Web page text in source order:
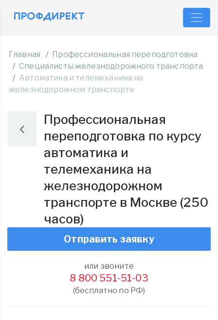
Главная
Профессиональная переподготовка
Специалисты железнодорожного транспорта
Автоматика и телемеханика на
железнодорожном транспорте
Профессиональная
переподготовка по курсу
автоматика и
телемеханика на
железнодорожном
транспорте в Москве (250
часов)
Отправить заявку
или звоните
8 800 551-51-03
(бесплатно по РФ)